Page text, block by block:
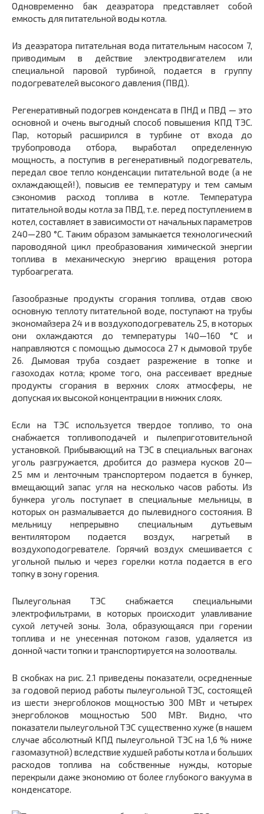
Одновременно бак деаэратора представляет собой
емкость для питательной воды котла.
Из деаэратора питательная вода питательным насосом 7,
приводимым в действие электродвигателем или
специальной паровой турбиной, подается в группу
подогревателей высокого давления (ПВД).
Регенеративный подогрев конденсата в ПНД и ПВД — это
основной и очень выгодный способ повышения КПД ТЭС.
Пар, который расширился в турбине от входа до
трубопровода отбора, выработал определенную
мощность, а поступив в регенеративный подогреватель,
передал свое тепло конденсации питательной воде (а не
охлаждающей!), повысив ее температуру и тем самым
сэкономив расход топлива в котле. Температура
питательной воды котла за ПВД, т.е. перед поступлением в
котел, составляет в зависимости от начальных параметров
240—280 °С. Таким образом замыкается технологический
пароводяной цикл преобразования химической энергии
топлива в механическую энергию вращения ротора
турбоагрегата.
Газообразные продукты сгорания топлива, отдав свою
основную теплоту питательной воде, поступают на трубы
экономайзера 24 и в воздухоподогреватель 25, в которых
они охлаждаются до температуры 140—160 °С и
направляются с помощью дымососа 27 к дымовой трубе
26. Дымовая труба создает разрежение в топке и
газоходах котла; кроме того, она рассеивает вредные
продукты сгорания в верхних слоях атмосферы, не
допуская их высокой концентрации в нижних слоях.
Если на ТЭС используется твердое топливо, то она
снабжается топливоподачей и пылеприготовительной
установкой. Прибывающий на ТЭС в специальных вагонах
уголь разгружается, дробится до размера кусков 20—
25 мм и ленточным транспортером подается в бункер,
вмещающий запас угля на несколько часов работы. Из
бункера уголь поступает в специальные мельницы, в
которых он размалывается до пылевидного состояния. В
мельницу непрерывно специальным дутьевым
вентилятором подается воздух, нагретый в
воздухоподогревателе. Горячий воздух смешивается с
угольной пылью и через горелки котла подается в его
топку в зону горения.
Пылеугольная ТЭС снабжается специальными
электрофильтрами, в которых происходит улавливание
сухой летучей зоны. Зола, образующаяся при горении
топлива и не унесенная потоком газов, удаляется из
донной части топки и транспортируется на золоотвалы.
В скобках на рис. 2.1 приведены показатели, осредненные
за годовой период работы пылеугольной ТЭС, состоящей
из шести энергоблоков мощностью 300 МВт и четырех
энергоблоков мощностью 500 МВт. Видно, что
показатели пылеугольной ТЭС существенно хуже (в нашем
случае абсолютный КПД пылеугольной ТЭС на 1,6 % ниже
газомазутной) вследствие худшей работы котла и больших
расходов топлива на собственные нужды, которые
перекрыли даже экономию от более глубокого вакуума в
конденсаторе.